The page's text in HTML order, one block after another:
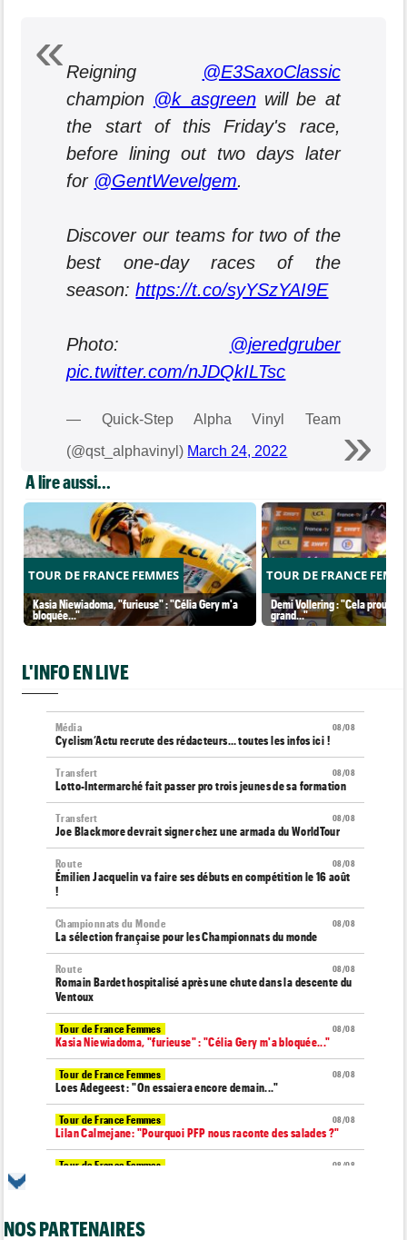
Reigning
@E3SaxoClassic
champion @k_asgreenwill be at
the start of this Friday's race,
before lining out two days later
for @GentWevelgem.
Discover our teams for two of the
best one-day races of the
season:https://t.co/syYSzYAI9E
Photo:
@jeredgruber
pic.twitter.com/nJDQkILTsc
— Quick-Step Alpha Vinyl Team
(@qst_alphavinyl) March 24, 2022
A lire aussi...
TOUR DE FRANCE FEMMES
Kasia Niewiadoma, "furieuse" : "Célia Gery m'a
bloquée..."
TOUR DE FRANCE
Demi Vollering : "Cela prouve
grand..."
L'INFO EN LIVE
08/08
Média
Cyclism’Actu recrute des rédacteurs… toutes les infos ici !
08/08
Transfert
Lotto-Intermarché fait passer pro trois jeunes de sa formation
08/08
Transfert
Joe Blackmore devrait signer chez une armada du WorldTour
08/08
Route
Émilien Jacquelin va faire ses débuts en compétition le 16 août
!
08/08
Championnats du Monde
La sélection française pour les Championnats du monde
08/08
Route
Romain Bardet hospitalisé après une chute dans la descente du
Ventoux
08/08
Tour de France Femmes
Kasia Niewiadoma, "furieuse" : "Célia Gery m'a bloquée..."
08/08
Tour de France Femmes
Loes Adegeest : "On essaiera encore demain..."
08/08
Tour de France Femmes
Lilan Calmejane: "Pourquoi PFP nous raconte des salades ?"
08/08
Tour de France Femmes
Niedermaier : "J’ai dit à Kasia que ce n’est pas fini"
NOS PARTENAIRES